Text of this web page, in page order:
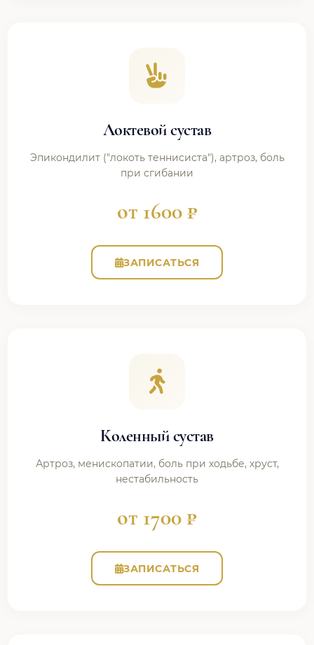
Локтевой сустав
Эпикондилит ("локоть теннисиста"), артроз, боль
при сгибании
от 1600 ₽
ЗАПИСАТЬСЯ
Коленный сустав
Артроз, менископатии, боль при ходьбе, хруст,
нестабильность
от 1700 ₽
ЗАПИСАТЬСЯ